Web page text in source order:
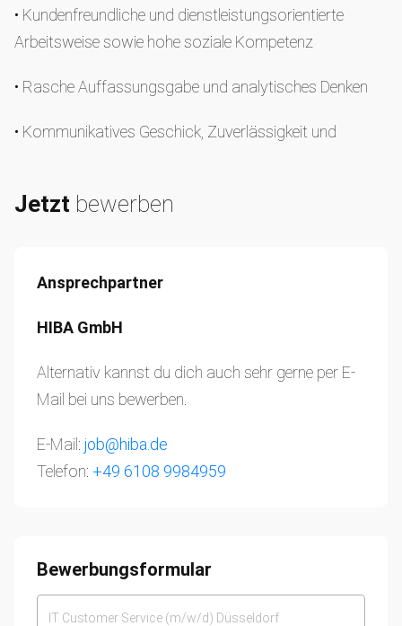
• Kundenfreundliche und dienstleistungsorientierte
Arbeitsweise sowie hohe soziale Kompetenz
• Rasche Auffassungsgabe und analytisches Denken
• Kommunikatives Geschick, Zuverlässigkeit und
Jetzt bewerben
Ansprechpartner
HIBA GmbH
Alternativ kannst du dich auch sehr gerne per E-
Mail bei uns bewerben.
E-Mail: job@hiba.de
Telefon: +49 6108 9984959
Bewerbungsformular